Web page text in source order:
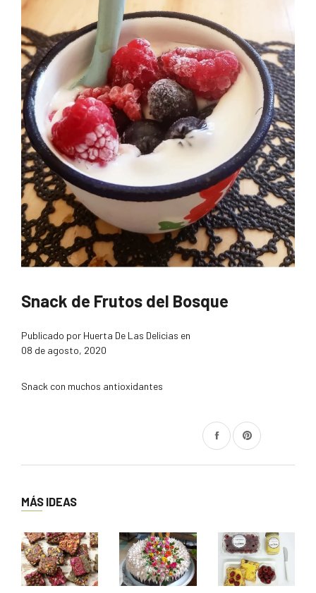
Snack de Frutos del Bosque
Publicado por Huerta De Las Delicias en
08 de agosto, 2020
Snack con muchos antioxidantes
Compartir
en
Pinear
en
MÁS IDEAS